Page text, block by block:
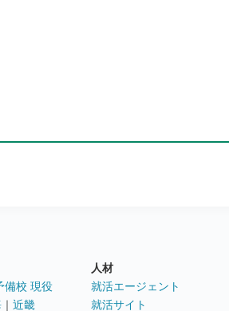
備校 現役
｜ 近畿
人材
就活エージェント
就活サイト